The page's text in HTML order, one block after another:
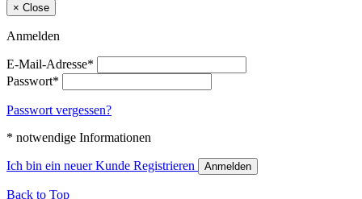
× Close
Anmelden
E-Mail-Adresse*
Passwort*
Passwort vergessen?
* notwendige Informationen
Ich bin ein neuer Kunde Registrieren Anmelden
Back to Top